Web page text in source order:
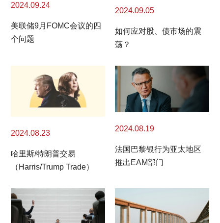
2024.09.24
美联储9月FOMC会议的四
个问题
2024.09.05
如何应对股、债市场的震
荡？
2024.08.23
哈里斯/特朗普交易
（Harris/Trump Trade）
2024.08.19
法国巴黎银行为亚太地区
推出EAM部门